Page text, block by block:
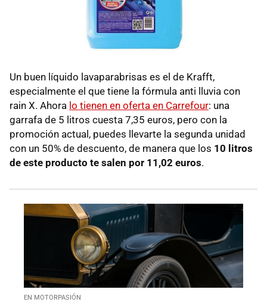
Un buen líquido lavaparabrisas es el de Krafft,
especialmente el que tiene la fórmula anti lluvia con
rain X. Ahora lo tienen en oferta en Carrefour: una
garrafa de 5 litros cuesta 7,35 euros, pero con la
promoción actual, puedes llevarte la segunda unidad
con un 50% de descuento, de manera que los 10 litros
de este producto te salen por 11,02 euros.
EN MOTORPASIÓN